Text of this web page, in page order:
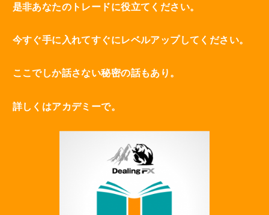
是非あなたのトレードに役立てください。
今すぐ手に入れてすぐにレベルアップしてください。
ここでしか話さない秘密の話もあり。
詳しくはアカデミーで。